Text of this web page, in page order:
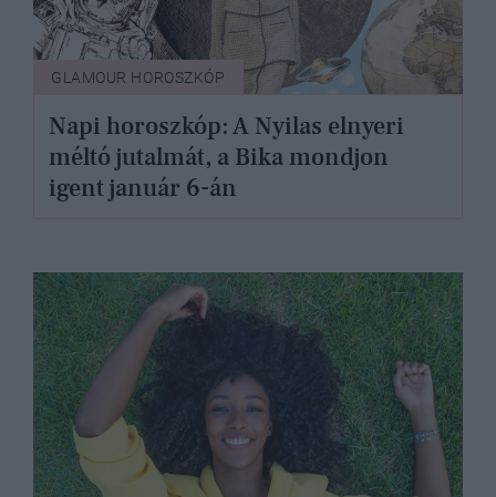
GLAMOUR HOROSZKÓP
Napi horoszkóp: A Nyilas elnyeri
méltó jutalmát, a Bika mondjon
igent január 6-án